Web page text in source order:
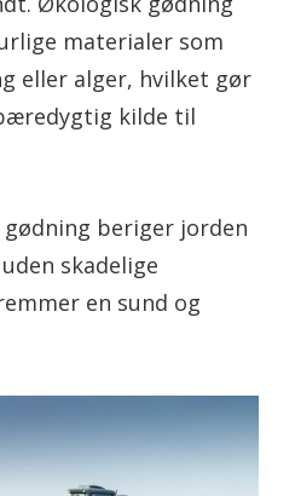
materialer som
eller alger, hvilket gør
kilde til
beriger jorden
skadelige
en sund og